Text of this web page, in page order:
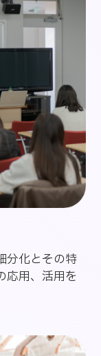
分化とその特
応用、活用を